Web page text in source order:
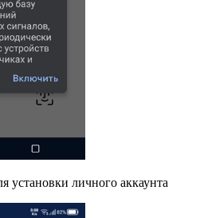
личного аккаунта